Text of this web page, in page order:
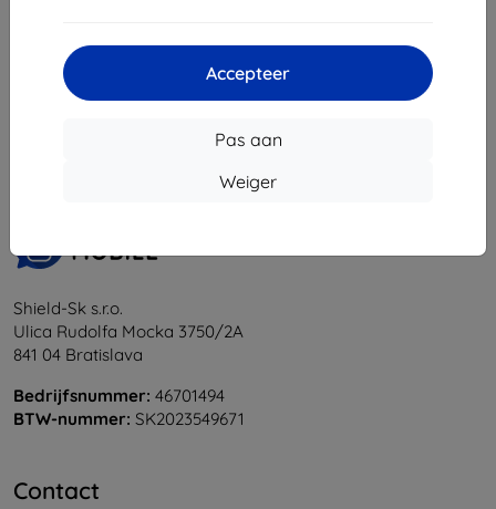
Accepteer
Pas aan
Weiger
Van totaal
Shield-Sk s.r.o.
Ulica Rudolfa Mocka 3750/2A
841 04 Bratislava
Bedrijfsnummer: 46701494
BTW-nummer: SK2023549671
Contact